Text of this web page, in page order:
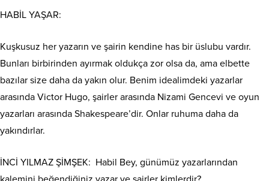
HABİL YAŞAR:
Kuşkusuz her yazarın ve şairin kendine has bir üslubu vardır.
Bunları birbirinden ayırmak oldukça zor olsa da, ama elbette
bazılar size daha da yakın olur. Benim idealimdeki yazarlar
arasında Victor Hugo, şairler arasında Nizami Gencevi ve oyun
yazarları arasında Shakespeare’dir. Onlar ruhuma daha da
yakındırlar.
İNCİ YILMAZ ŞİMŞEK: Habil Bey, günümüz yazarlarından